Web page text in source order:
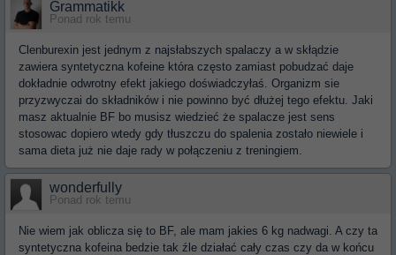
Grammatikk
Ponad rok temu
Clenburexin jest jednym z najsłabszych spalaczy a w skłądzie
zawiera syntetyczna kofeine która często zamiast pobudzać daje
dokładnie odwrotny efekt jakiego doświadczyłaś. Organizm sie
przyzwyczai do składników i nie powinno być dłużej tego efektu. Jaki
masz aktualnie BF bo musisz wiedzieć że spalacze jest sens
stosowac dopiero wtedy gdy tłuszczu do spalenia zostało niewiele i
sama dieta już nie daje rady w połączeniu z treningiem.
wonderfully
Ponad rok temu
Nie wiem jak oblicza się to BF, ale mam jakies 6 kg nadwagi. A czy ta
syntetyczna kofeina bedzie tak źle działać cały czas czy da w końcu